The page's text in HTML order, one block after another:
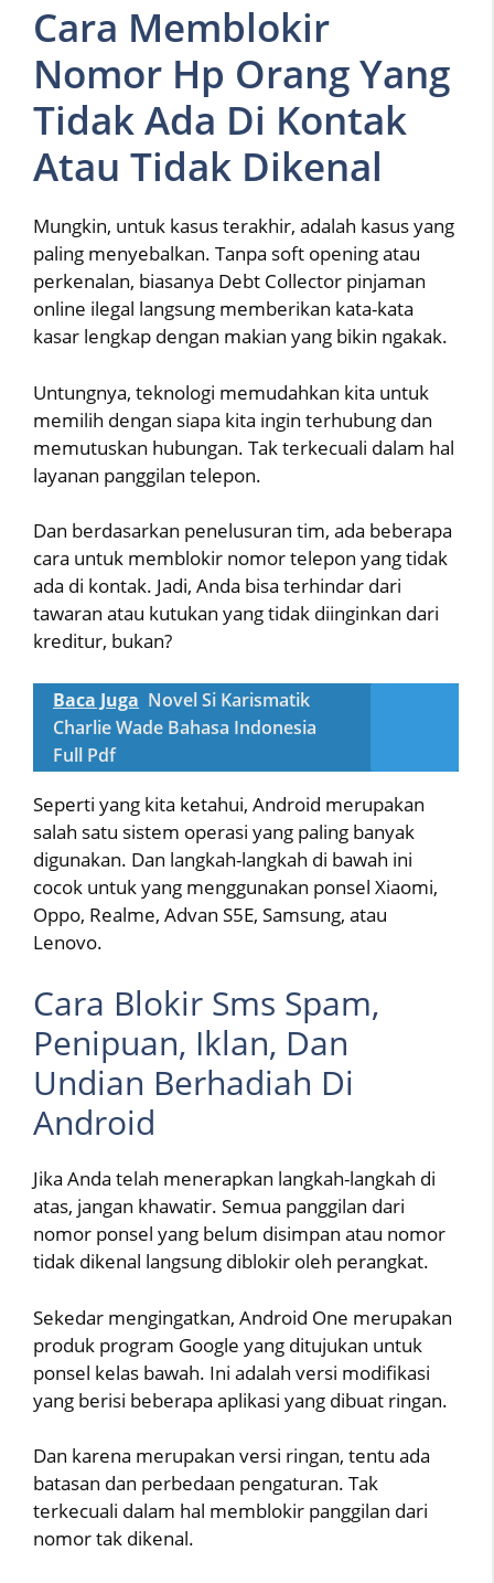
Cara Memblokir
Nomor Hp Orang Yang
Tidak Ada Di Kontak
Atau Tidak Dikenal
Mungkin, untuk kasus terakhir, adalah kasus yang
paling menyebalkan. Tanpa soft opening atau
perkenalan, biasanya Debt Collector pinjaman
online ilegal langsung memberikan kata-kata
kasar lengkap dengan makian yang bikin ngakak.
Untungnya, teknologi memudahkan kita untuk
memilih dengan siapa kita ingin terhubung dan
memutuskan hubungan. Tak terkecuali dalam hal
layanan panggilan telepon.
Dan berdasarkan penelusuran tim, ada beberapa
cara untuk memblokir nomor telepon yang tidak
ada di kontak. Jadi, Anda bisa terhindar dari
tawaran atau kutukan yang tidak diinginkan dari
kreditur, bukan?
Baca Juga Novel Si Karismatik
Charlie Wade Bahasa Indonesia
Full Pdf
Seperti yang kita ketahui, Android merupakan
salah satu sistem operasi yang paling banyak
digunakan. Dan langkah-langkah di bawah ini
cocok untuk yang menggunakan ponsel Xiaomi,
Oppo, Realme, Advan S5E, Samsung, atau
Lenovo.
Cara Blokir Sms Spam,
Penipuan, Iklan, Dan
Undian Berhadiah Di
Android
Jika Anda telah menerapkan langkah-langkah di
atas, jangan khawatir. Semua panggilan dari
nomor ponsel yang belum disimpan atau nomor
tidak dikenal langsung diblokir oleh perangkat.
Sekedar mengingatkan, Android One merupakan
produk program Google yang ditujukan untuk
ponsel kelas bawah. Ini adalah versi modifikasi
yang berisi beberapa aplikasi yang dibuat ringan.
Dan karena merupakan versi ringan, tentu ada
batasan dan perbedaan pengaturan. Tak
terkecuali dalam hal memblokir panggilan dari
nomor tak dikenal.